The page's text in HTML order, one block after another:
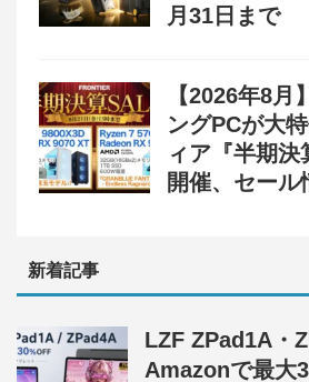
月31日まで
【2026年8月
ングPCが大
ィア『半期決
開催、セール
新着記事
LZF ZPad1A・
Amazonで最大